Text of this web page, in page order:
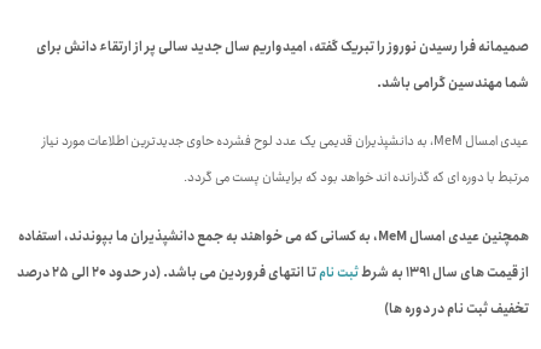
صمیمانه فرا رسیدن نوروز را تبریک گفته، امیدواریم سال جدید سالی پر از ارتقاء دانش برای
شما مهندسین گرامی باشد.
عیدی امسال MeM، به دانشپذیران قدیمی یک عدد لوح فشرده حاوی جدیدترین اطلاعات مورد نیاز
مرتبط با دوره ای که گذرانده اند خواهد بود که برایشان پست می گردد.
همچنین عیدی امسال MeM، به کسانی که می خواهند به جمع دانشپذیران ما بپوندند، استفاده
از قیمت های سال 1391 به شرط
ثبت نام
تا انتهای فروردین می باشد. (در حدود 20 الی 25 درصد
تخفیف ثبت نام در دوره ها)